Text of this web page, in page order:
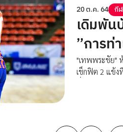
20 ต.ค. 64 กี
เดิมพัน
”การท่
"เทพพระชัย"
เช็กฟิต 2 แข้ง